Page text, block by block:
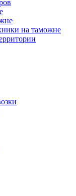
на таможне